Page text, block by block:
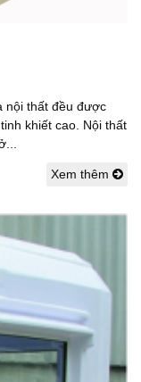
nội thất đều được
khiết cao. Nội thất
Xem thêm